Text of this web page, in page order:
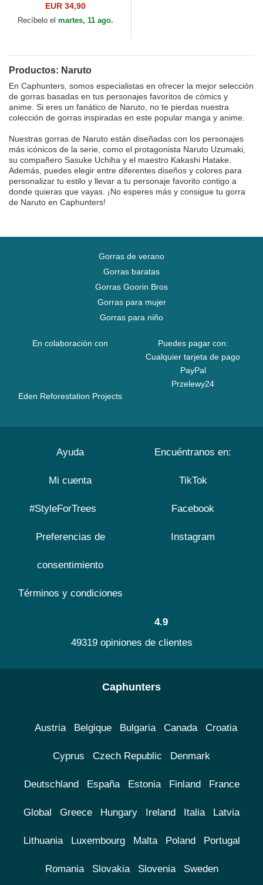
EUR 34,90
Recíbelo el martes, 11 ago.
Productos: Naruto
En Caphunters, somos especialistas en ofrecer la mejor selección
de gorras basadas en tus personajes favoritos de cómics y
anime. Si eres un fanático de Naruto, no te pierdas nuestra
colección de gorras inspiradas en este popular manga y anime.
Nuestras gorras de Naruto están diseñadas con los personajes
más icónicos de la serie, como el protagonista Naruto Uzumaki,
su compañero Sasuke Uchiha y el maestro Kakashi Hatake.
Además, puedes elegir entre diferentes diseños y colores para
personalizar tu estilo y llevar a tu personaje favorito contigo a
donde quieras que vayas. ¡No esperes más y consigue tu gorra
de Naruto en Caphunters!
Gorras de verano
Gorras baratas
Gorras Goorin Bros
Gorras para mujer
Gorras para niño
En colaboración con
Eden Reforestation Projects
Puedes pagar con:
Cualquier tarjeta de pago
PayPal
Przelewy24
Ayuda
Mi cuenta
#StyleForTrees
Preferencias de
consentimiento
Términos y condiciones
Encuéntranos en:
TikTok
Facebook
Instagram
4.9
49319 opiniones de clientes
Caphunters
Austria Belgique Bulgaria Canada Croatia
Cyprus Czech Republic Denmark
Deutschland España Estonia Finland France
Global Greece Hungary Ireland Italia Latvia
Lithuania Luxembourg Malta Poland Portugal
Romania Slovakia Slovenia Sweden